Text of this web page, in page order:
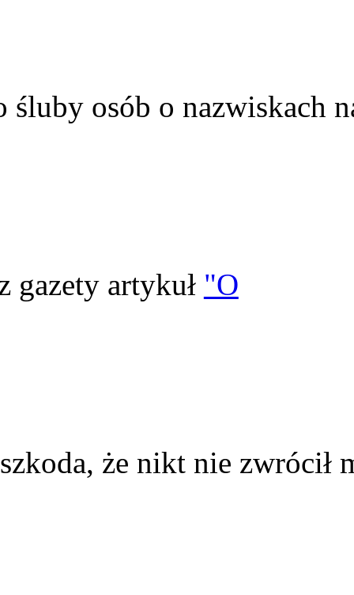
śluby osób o nazwiskach
gazety artykuł "O
że nikt nie zwrócił